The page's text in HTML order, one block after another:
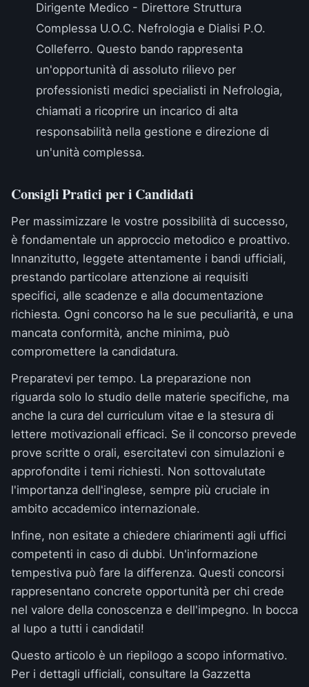
Dirigente Medico - Direttore Struttura
Complessa U.O.C. Nefrologia e Dialisi P.O.
Colleferro. Questo bando rappresenta
un'opportunità di assoluto rilievo per
professionisti medici specialisti in Nefrologia,
chiamati a ricoprire un incarico di alta
responsabilità nella gestione e direzione di
un'unità complessa.
Consigli Pratici per i Candidati
Per massimizzare le vostre possibilità di successo,
è fondamentale un approccio metodico e proattivo.
Innanzitutto, leggete attentamente i bandi ufficiali,
prestando particolare attenzione ai requisiti
specifici, alle scadenze e alla documentazione
richiesta. Ogni concorso ha le sue peculiarità, e una
mancata conformità, anche minima, può
compromettere la candidatura.
Preparatevi per tempo. La preparazione non
riguarda solo lo studio delle materie specifiche, ma
anche la cura del curriculum vitae e la stesura di
lettere motivazionali efficaci. Se il concorso prevede
prove scritte o orali, esercitatevi con simulazioni e
approfondite i temi richiesti. Non sottovalutate
l'importanza dell'inglese, sempre più cruciale in
ambito accademico internazionale.
Infine, non esitate a chiedere chiarimenti agli uffici
competenti in caso di dubbi. Un'informazione
tempestiva può fare la differenza. Questi concorsi
rappresentano concrete opportunità per chi crede
nel valore della conoscenza e dell'impegno. In bocca
al lupo a tutti i candidati!
Questo articolo è un riepilogo a scopo informativo.
Per i dettagli ufficiali, consultare la Gazzetta